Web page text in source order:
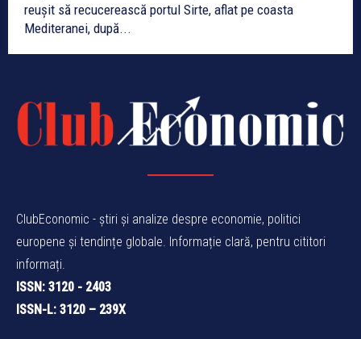
reuşit să recucerească portul Sirte, aflat pe coasta
Mediteranei, după...
ClubEconomic - știri și analize despre economie, politici
europene și tendințe globale. Informație clară, pentru cititori
informați.
ISSN: 3120 - 2403
ISSN-L: 3120 – 239X